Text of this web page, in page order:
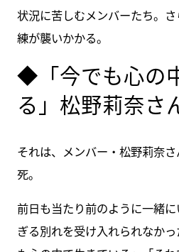
状況に苦しむメンバーたち。
練が襲いかかる。
◆「今でも心の
る」松野莉奈さ
それは、メンバー・松野莉奈
死。
前日も当たり前のように一緒
ぎる別れを受け入れられなか